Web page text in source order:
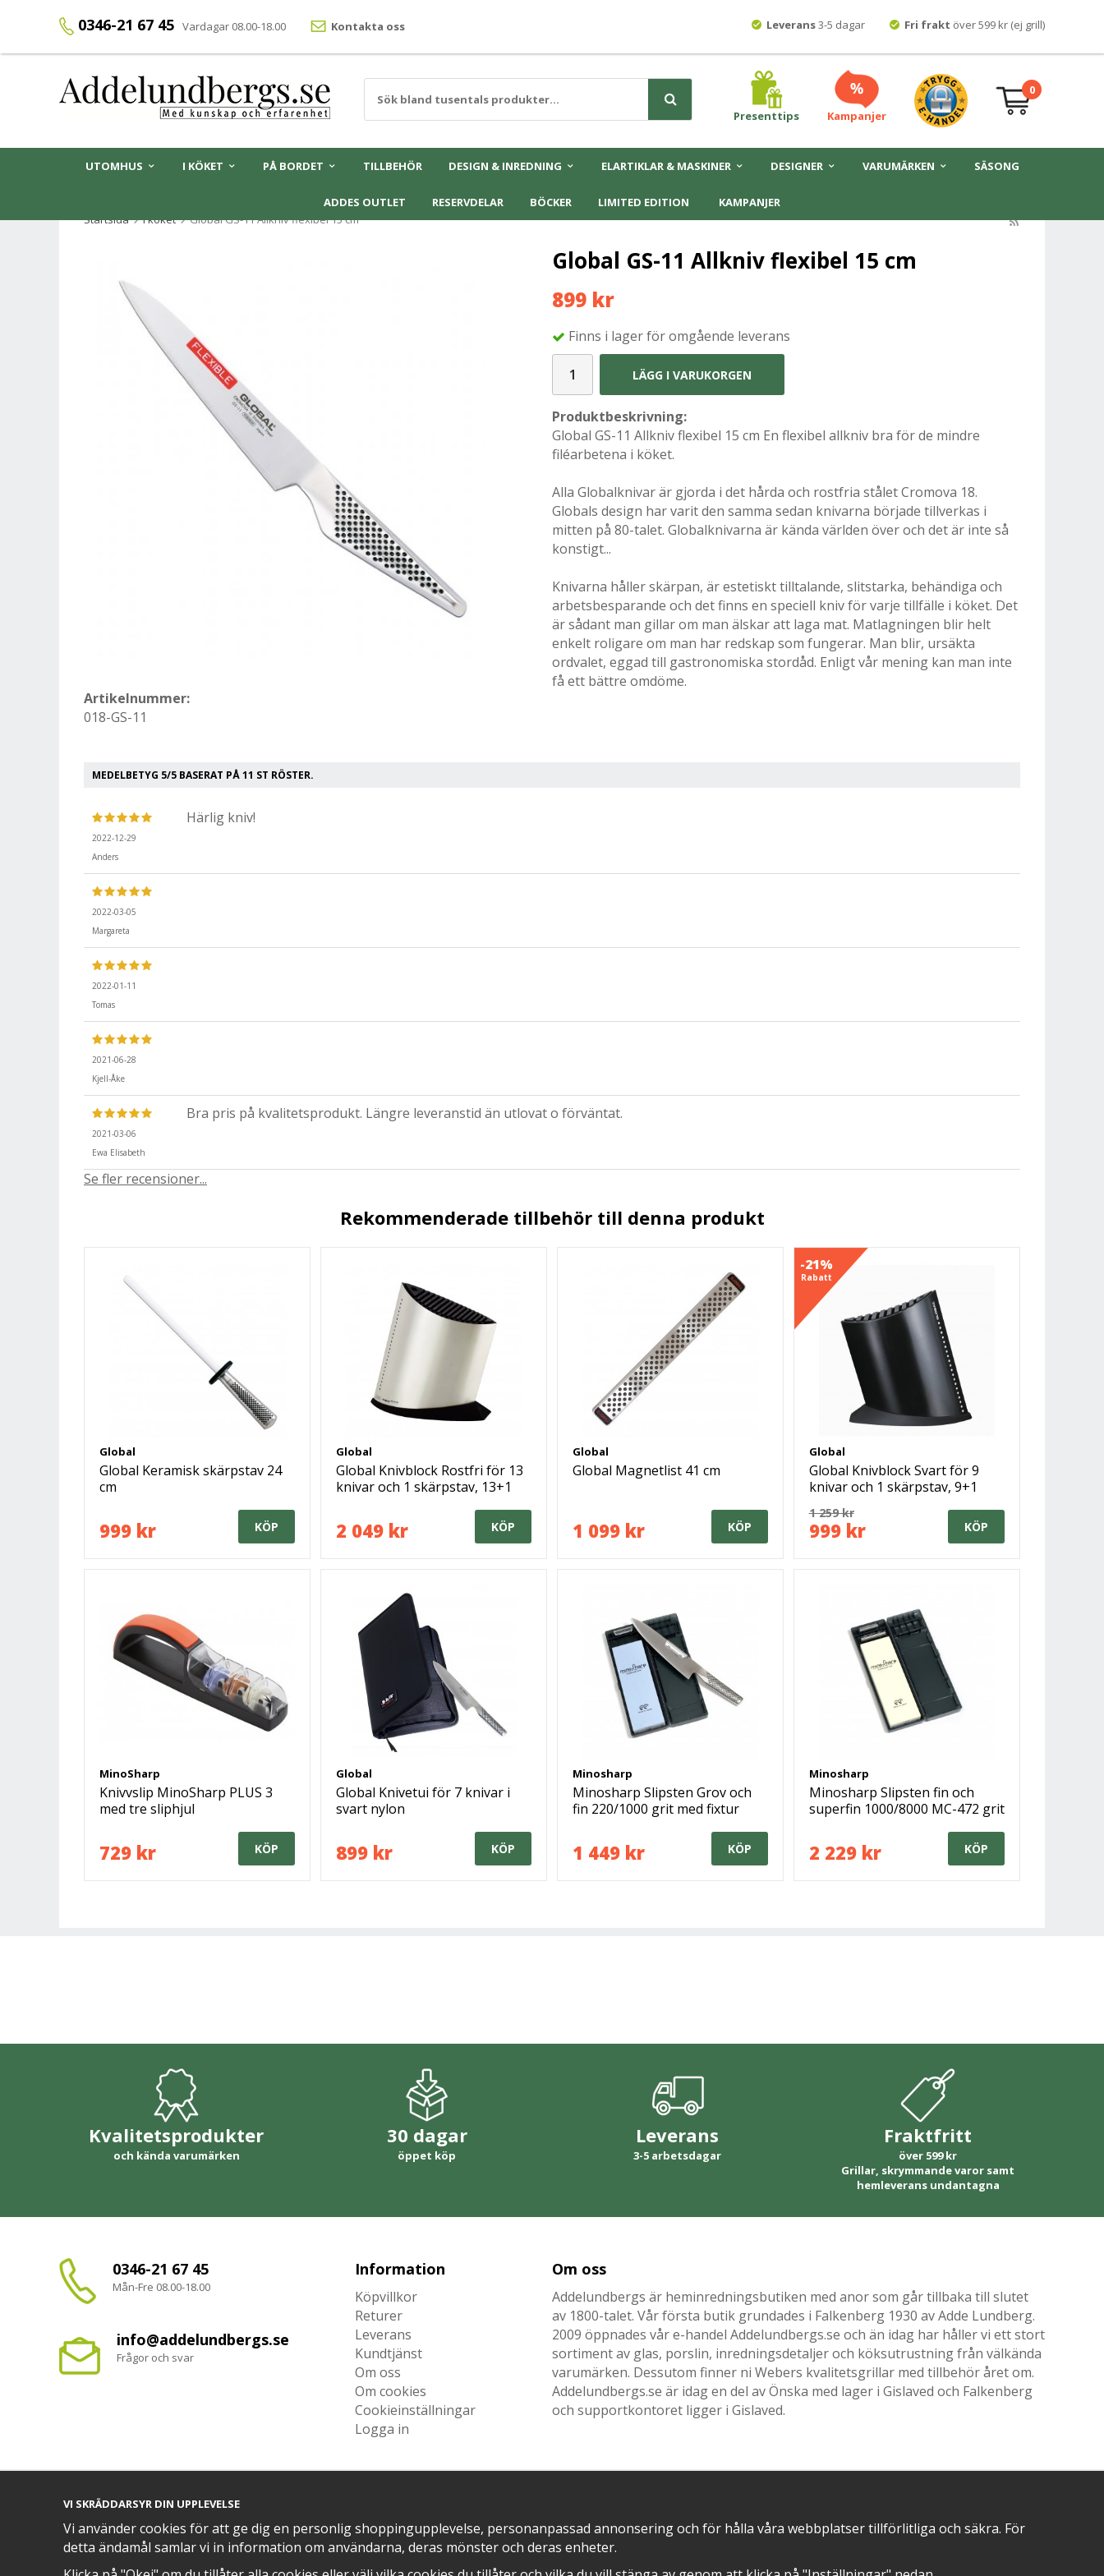
0346-21 67 45 Vardagar 08.00-18.00 Kontakta oss Leverans3-5 dagar Fri frakt över 599 kr (ej grill)
Presenttips Kampanjer
0
UTOMHUS I KÖKET PÅ BORDET TILLBEHÖR DESIGN & INREDNING ELARTIKLAR & MASKINER DESIGNER VARUMÄRKEN SÄSONG
ADDES OUTLET RESERVDELAR BÖCKER LIMITED EDITION
KAMPANJER
Startsida
I köket Global GS-11 Allkniv flexibel 15 cm
Global GS-11 Allkniv flexibel 15 cm
899 kr
Finns i lager för omgående leverans
LÄGG I VARUKORGEN
Produktbeskrivning:
Global GS-11 Allkniv flexibel 15 cm En flexibel allkniv bra för de mindre
filéarbetena i köket.
Alla Globalknivar är gjorda i det hårda och rostfria stålet Cromova 18.
Globals design har varit den samma sedan knivarna började tillverkas i
mitten på 80-talet. Globalknivarna är kända världen över och det är inte så
konstigt...
Knivarna håller skärpan, är estetiskt tilltalande, slitstarka, behändiga och
arbetsbesparande och det finns en speciell kniv för varje tillfälle i köket. Det
är sådant man gillar om man älskar att laga mat. Matlagningen blir helt
enkelt roligare om man har redskap som fungerar. Man blir, ursäkta
ordvalet, eggad till gastronomiska stordåd. Enligt vår mening kan man inte
få ett bättre omdöme.
Artikelnummer:
018-GS-11
MEDELBETYG 5/5 BASERAT PÅ11 ST RÖSTER.
2022-12-29
Anders
Härlig kniv!
2022-03-05
Margareta
2022-01-11
Tomas
2021-06-28
Kjell-Åke
2021-03-06
Ewa Elisabeth
Bra pris på kvalitetsprodukt. Längre leveranstid än utlovat o förväntat.
Se fler recensioner...
Rekommenderade tillbehör till denna produkt
Global
Global Keramisk skärpstav 24
cm
999 kr KÖP
Global
Global Knivblock Rostfri för 13
knivar och 1 skärpstav, 13+1
2 049 kr KÖP
Global
Global Magnetlist 41 cm
1 099 kr KÖP
-21%
Rabatt
Global
Global Knivblock Svart för 9
knivar och 1 skärpstav, 9+1
1 259 kr
999 kr KÖP
MinoSharp
Knivvslip MinoSharp PLUS 3
med tre sliphjul
729 kr KÖP
Global
Global Knivetui för 7 knivar i
svart nylon
899 kr KÖP
Minosharp
Minosharp Slipsten Grov och
fin 220/1000 grit med fixtur
1 449 kr KÖP
Minosharp
Minosharp Slipsten fin och
superfin 1000/8000 MC-472 grit
2 229 kr KÖP
Kvalitetsprodukter
och kända varumärken
30 dagar
öppet köp
Leverans
3-5 arbetsdagar
Fraktfritt
över 599 kr
Grillar, skrymmande varor samt
hemleverans undantagna
0346-21 67 45
Mån-Fre 08.00-18.00
info@addelundbergs.se
Frågor och svar
Information
Köpvillkor
Returer
Leverans
Kundtjänst
Om oss
Om cookies
Cookieinställningar
Logga in
Om oss
Addelundbergs är heminredningsbutiken med anor som går tillbaka till slutet
av 1800-talet. Vår första butik grundades i Falkenberg 1930 av Adde Lundberg.
2009 öppnades vår e-handel Addelundbergs.se och än idag har håller vi ett stort
sortiment av glas, porslin, inredningsdetaljer och köksutrustning från välkända
varumärken. Dessutom finner ni Webers kvalitetsgrillar med tillbehör året om.
Addelundbergs.se är idag en del av Önska med lager i Gislaved och Falkenberg
och supportkontoret ligger i Gislaved.
VI SKRÄDDARSYR DIN UPPLEVELSE
Vi använder cookies för att ge dig en personlig shoppingupplevelse, personanpassad annonsering och för hålla våra webbplatser tillförlitliga och säkra. För
detta ändamål samlar vi in information om användarna, deras mönster och deras enheter.